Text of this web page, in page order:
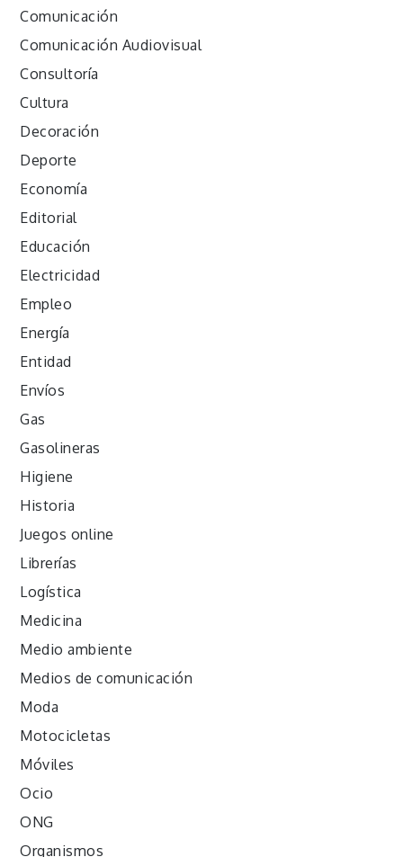
Comunicación
Comunicación Audiovisual
Consultoría
Cultura
Decoración
Deporte
Economía
Editorial
Educación
Electricidad
Empleo
Energía
Entidad
Envíos
Gas
Gasolineras
Higiene
Historia
Juegos online
Librerías
Logística
Medicina
Medio ambiente
Medios de comunicación
Moda
Motocicletas
Móviles
Ocio
ONG
Organismos